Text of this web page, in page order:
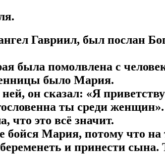
Гавриил, был послан
была помолвлена с
было Мария.
он сказал: «Я
ты среди женщин».
что это всё значит.
бойся Мария, потому что на
и принести сына.